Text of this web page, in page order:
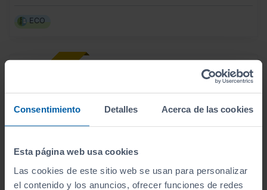
Consentimiento Detalles Acerca de las cookies
Esta página web usa cookies
Las cookies de este sitio web se usan para personalizar
el contenido y los anuncios, ofrecer funciones de redes
ECO